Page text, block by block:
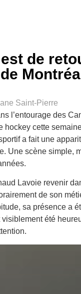
de
Saint-Pierre
l’entourage des
hockey cette
a fait une
Une scène simple,
Lavoie revenir
de son
sa présence a
été